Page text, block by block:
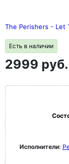
The Perishers - Let
Есть в наличии
2999 руб.
Исполнители: